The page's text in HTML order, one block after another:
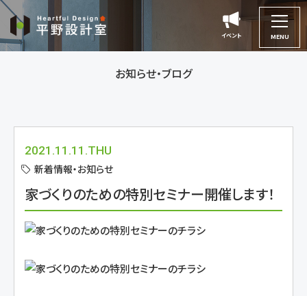
イベント
平
野
設
イベント MENU
お知らせ・ブログ
2021.11.11.THU
新着情報・お知らせ
家づくりのための特別セミナー開催します！